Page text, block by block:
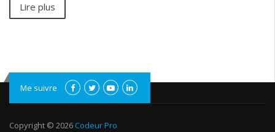
Lire plus
Me suivre
Copyright © 2026Codeur Pro